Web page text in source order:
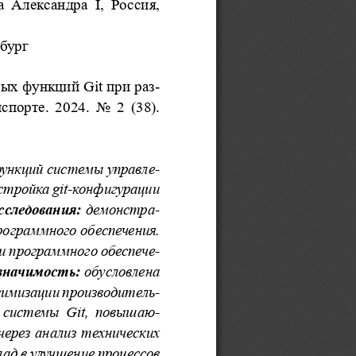
Александра  I,  Россия,
функций Git при раз-
2024. No 2 (38).
системы управле-
git-конфигурации
демонстра-
обеспечения.
обеспече-
обусловлена
производитель-
системы  Git,  повышаю-
через  анализ  технических
в улучшение процессов